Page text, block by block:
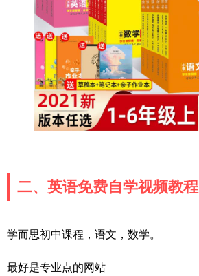
二、英语免费自学视频教程
学而思初中课程，语文，数学。
最好是专业点的网站